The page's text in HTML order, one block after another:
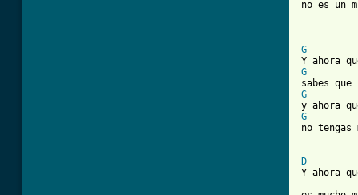
no es un
G
G
G
G
no
D
Y ahora